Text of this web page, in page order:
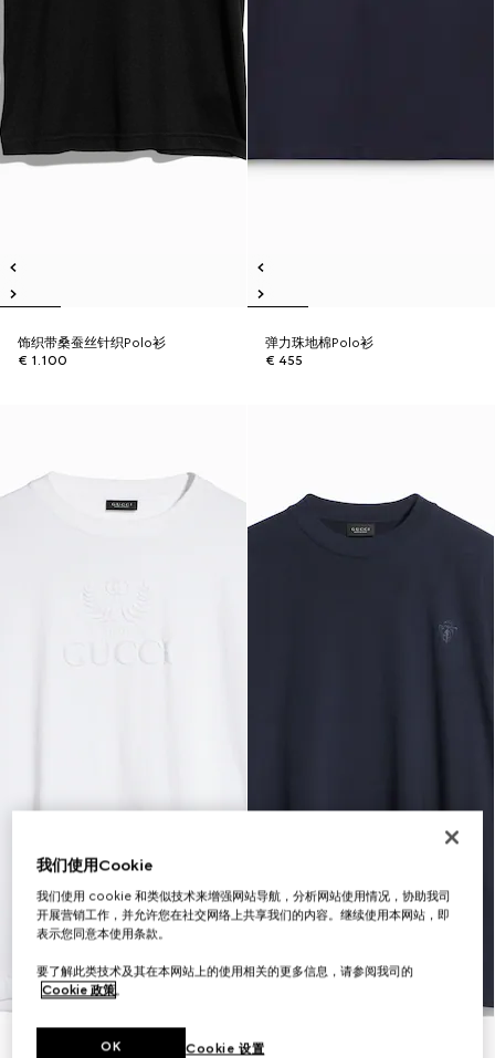
饰织带桑蚕丝针织Polo衫
€ 1.100
弹力珠地棉Polo衫
€ 455
我们使用Cookie
我们使用 cookie 和类似技术来增强网站导航，分析网站使用情况，协助我司
开展营销工作，并允许您在社交网络上共享我们的内容。继续使用本网站，即
表示您同意本使用条款。
要了解此类技术及其在本网站上的使用相关的更多信息，请参阅我司的
Cookie 政策。
Cookie 设置
OK